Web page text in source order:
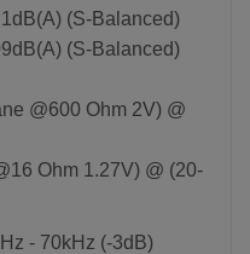
(S-Balanced)
(S-Balanced)
@600 Ohm 2V) @
Ohm 1.27V) @ (20-
- 70kHz (-3dB)